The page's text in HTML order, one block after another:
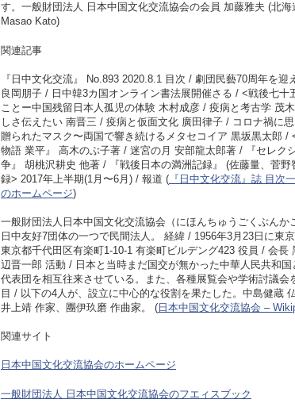
す。一般財団法人 日本中国文化交流協会の会員 加藤雅夫 (北海
Masao Kato)
関連記事
『日中文化交流』 No.893 2020.8.1 目次 / 劇団民藝70周年を
良岡朋子 / 日中韓3カ国オンライン書法展開催さる / <戦後七十
ことー中国残留日本人孤児の体験 木村成彦 / 疫病と考古学 茂
しさ伝えたい 南晋三 / 疫病と仮面文化 廣田律子 / コロナ禍に
贈られたマスク〜両国で響き続けるメタセコイア 黒坂黒太郎 /
物語 業平』 高木のぶ子著 / 迷宮の月 安部龍太郎著 / 『セレク
争』 胡桃沢耕史 他著 / 『戦後日本の満洲記録』 (佐藤量、菅
録> 2017年上半期(1月〜6月) / 報道 ( 『日中文化交流』誌 目次
のホームページ)
一般財団法人日本中国文化交流協会（にほんちゅうごくぶんか
日中友好7団体の一つで民間法人。 経緯 / 1956年3月23日に東
東京都千代田区有楽町1-10-1 有楽町ビルデング423 役員 / 会長
辺晋一郎 活動 / 日本と当時まだ国交が無かった中華人民共和
代表団を相互往来させている。また、各種展覧会や学術討議会
目 / 以下の4人が、設立に中心的な役割を果たした。中島健蔵
井上靖 作家、團伊玖磨 作曲家。 ( 日本中国文化交流協会 –
関連サイト
日本中国文化交流協会のホームページ
一般財団法人 日本中国文化交流協会のフエィスブック